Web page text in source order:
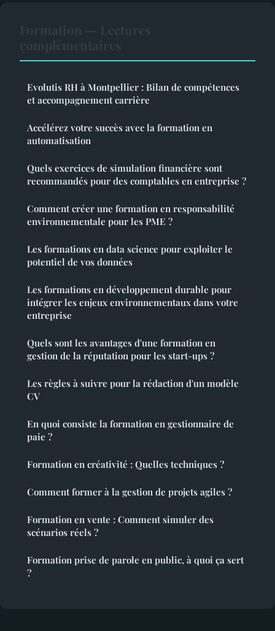
Evolutis RH à Montpellier : Bilan de compétences
et accompagnement carrière
Accélérez votre succès avec la formation en
automatisation
Quels exercices de simulation financière sont
recommandés pour des comptables en entreprise ?
Comment créer une formation en responsabilité
environnementale pour les PME ?
Les formations en data science pour exploiter le
potentiel de vos données
Les formations en développement durable pour
intégrer les enjeux environnementaux dans votre
entreprise
Quels sont les avantages d'une formation en
gestion de la réputation pour les start-ups ?
Les règles à suivre pour la rédaction d'un modèle
CV
En quoi consiste la formation en gestionnaire de
paie ?
Formation en créativité : Quelles techniques ?
Comment former à la gestion de projets agiles ?
Formation en vente : Comment simuler des
scénarios réels ?
Formation prise de parole en public, à quoi ça sert
?